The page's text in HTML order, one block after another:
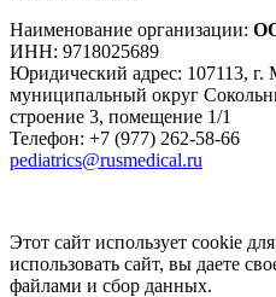
Наименование организации:
ИНН: 9718025689
Юридический адрес: 107113, г.
муниципальный округ
строение 3, помещение 1/1
Телефон: +7 (977) 262-58-66
pediatrics@rusmedical.ru
Этот сайт использует cookie
использовать сайт, вы даете
файлами и сбор данных.